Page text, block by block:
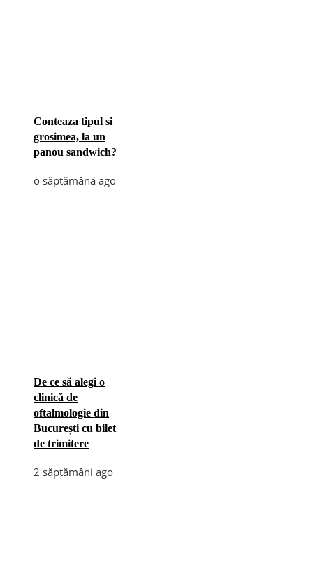
Conteaza tipul si
grosimea, la un
panou sandwich?
o săptămână ago
De ce să alegi o
clinică de
oftalmologie din
București cu bilet
de trimitere
2 săptămâni ago